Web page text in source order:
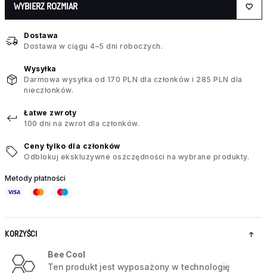
WYBIERZ ROZMIAR
Dostawa
Dostawa w ciągu 4–5 dni roboczych.
Wysyłka
Darmowa wysyłka od 170 PLN dla członków i 285 PLN dla
nieczłonków.
Łatwe zwroty
100 dni na zwrot dla członków.
Ceny tylko dla członków
Odblokuj ekskluzywne oszczędności na wybrane produkty.
Metody płatności
KORZYŚCI
Bee Cool
Ten produkt jest wyposażony w technologię